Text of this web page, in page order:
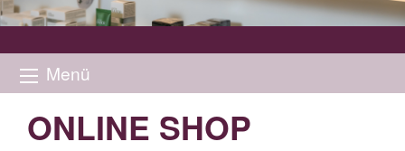
Menü
ONLINE SHOP